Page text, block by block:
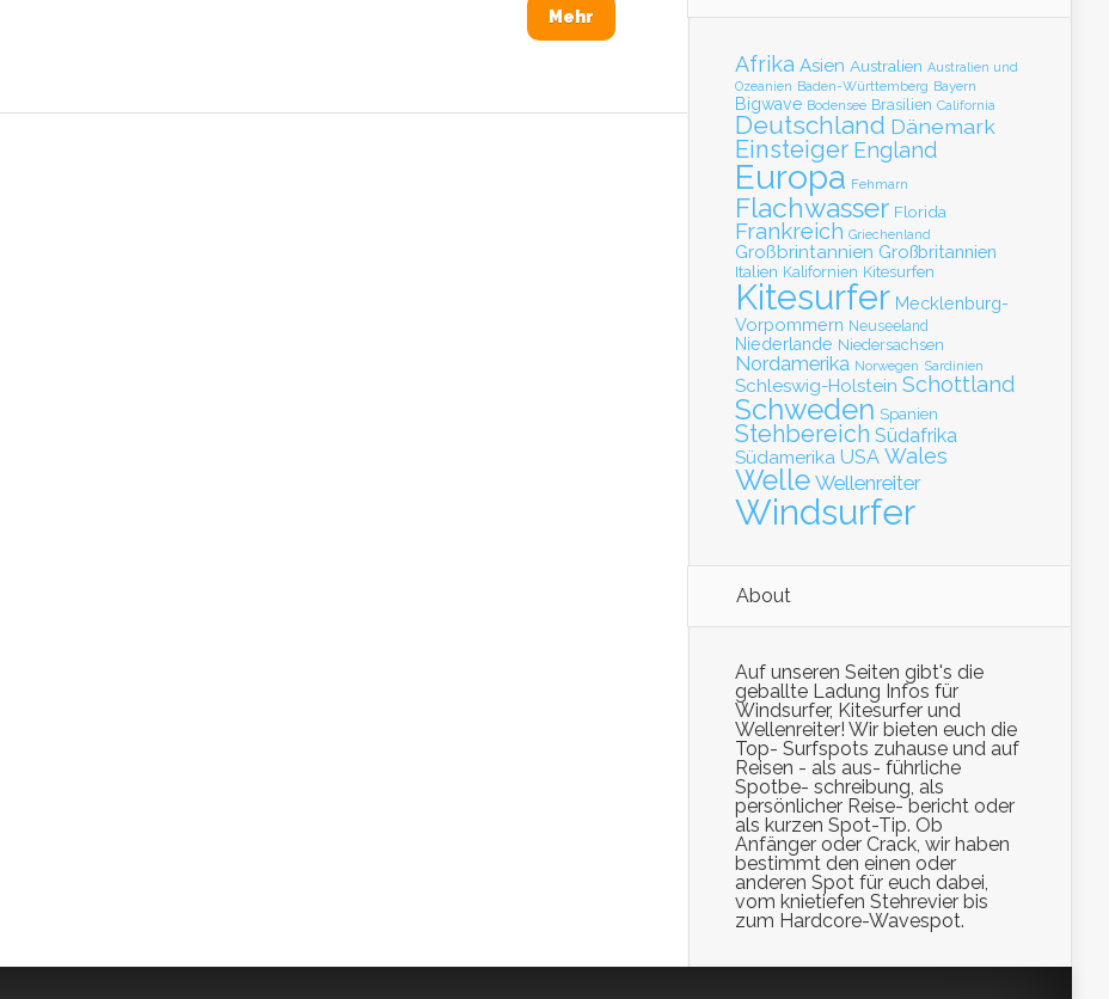
Mehr
Afrika Asien Australien Australien und
Ozeanien Baden-Württemberg Bayern
Bigwave Bodensee Brasilien California
Deutschland Dänemark
Einsteiger England
Europa Fehmarn
Flachwasser Florida
Frankreich Griechenland
Großbrintannien Großbritannien
Italien Kalifornien Kitesurfen
Kitesurfer Mecklenburg-
Vorpommern Neuseeland
Niederlande Niedersachsen
Nordamerika Norwegen Sardinien
Schleswig-Holstein Schottland
Schweden Spanien
Stehbereich Südafrika
Südamerika USA Wales
Welle Wellenreiter
Windsurfer
About
Auf unseren Seiten gibt's die
geballte Ladung Infos für
Windsurfer, Kitesurfer und
Wellenreiter! Wir bieten euch die
Top- Surfspots zuhause und auf
Reisen - als aus- führliche
Spotbe- schreibung, als
persönlicher Reise- bericht oder
als kurzen Spot-Tip. Ob
Anfänger oder Crack, wir haben
bestimmt den einen oder
anderen Spot für euch dabei,
vom knietiefen Stehrevier bis
zum Hardcore-Wavespot.